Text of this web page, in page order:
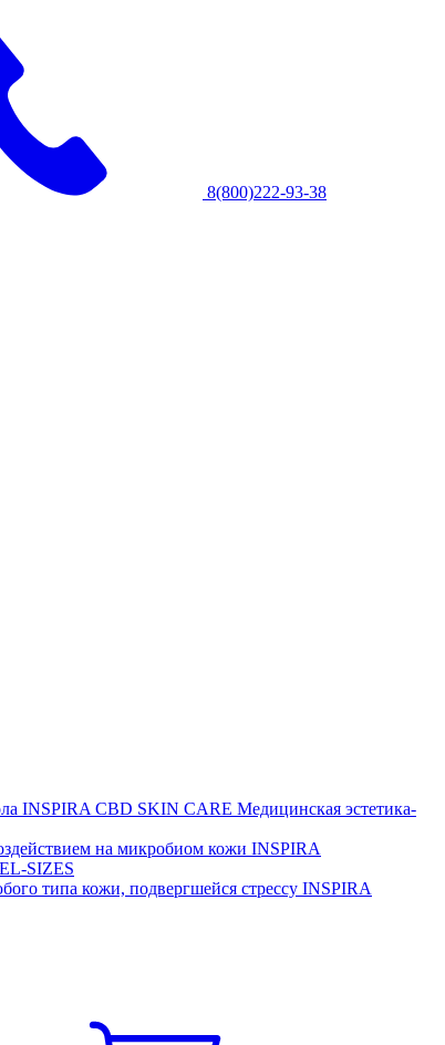
8(800)222-93-38
INSPIRA CBD SKIN CARE Медицинская эстетика-
на микробиом кожи INSPIRA
SIZES
типа кожи, подвергшейся стрессу INSPIRA